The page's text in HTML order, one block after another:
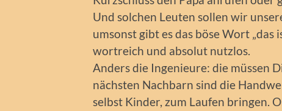
Und solchen Leuten sollen wir
umsonst gibt es das böse Wort „das
wortreich und absolut nutzlos.
Anders die Ingenieure: die müssen
nächsten Nachbarn sind die
selbst Kinder, zum Laufen bringen.